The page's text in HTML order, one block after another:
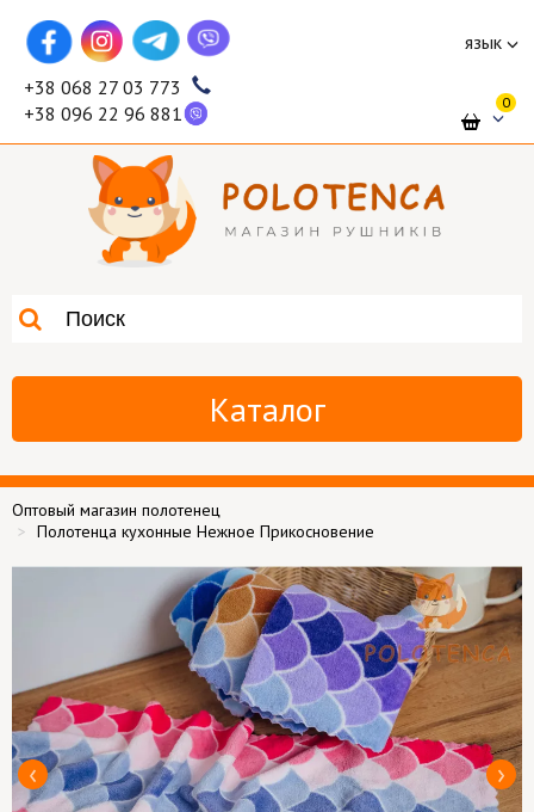
язык
+38 068 27 03 773
+38 096 22 96 881
0
Каталог
Оптовый магазин полотенец
Полотенца кухонные Нежное Прикосновение